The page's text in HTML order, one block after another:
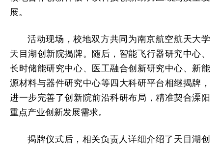
展。
活动现场，校地双方共同为南京航空航天大学
天目湖创新院揭牌。随后，智能飞行器研究中心、
长时储能研究中心、医工融合创新研究中心、新能
源材料与器件研究中心等四大科研平台相继揭牌，
进一步完善了创新院前沿科研布局，精准契合溧阳
重点产业创新发展需求。
揭牌仪式后，相关负责人详细介绍了天目湖创